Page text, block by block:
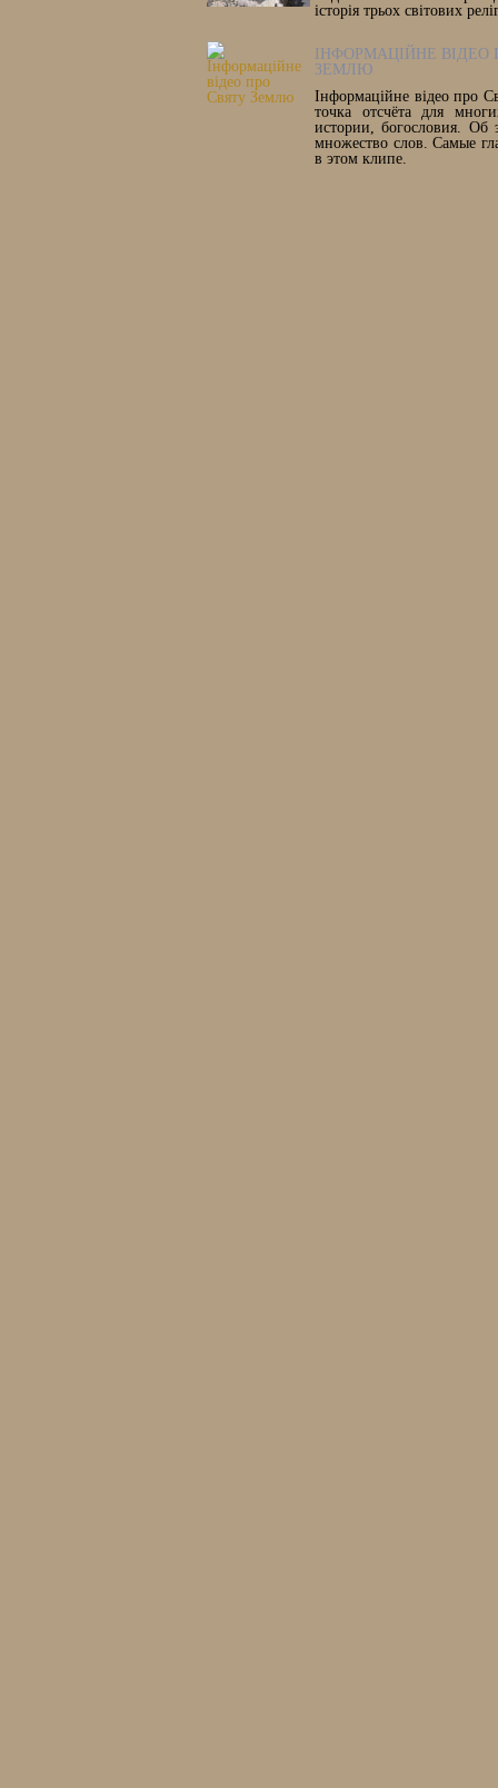
історія трьох світових
ІНФОРМАЦІЙНЕ ВІДЕО
ЗЕМЛЮ
Інформаційне відео про
точка отсчёта для
истории, богословия. Об
множество слов. Самые
в этом клипе.